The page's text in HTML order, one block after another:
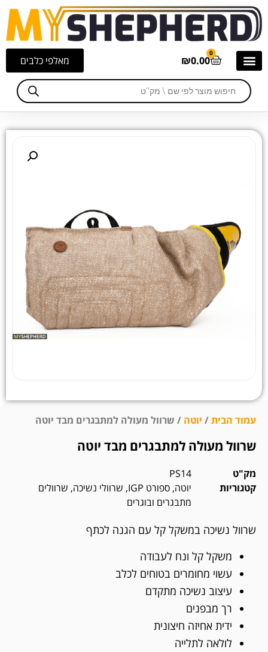
מאלפי כלבים ₪0.00
0
עמוד הבית/ יוטה / שרוול מעולה למתבגרים מבד יוטה
שרוול מעולה למתבגרים מבד יוטה
מק"ט
PS14
קטגוריות
יוטה, ספורט IGP , שרוולי נשיכה, שרוולים
מתבגרים ובוגרים
שרוול נשיכה במשקל קל עם הגנה לכתף
משקל קל ונח לעבודה
עשוי מחומרים בטוחים לכלב
עיצוב נשיכה מתקדם
רך מבפנים
ידית אחיזה חיצונית
לולאה לתלייה